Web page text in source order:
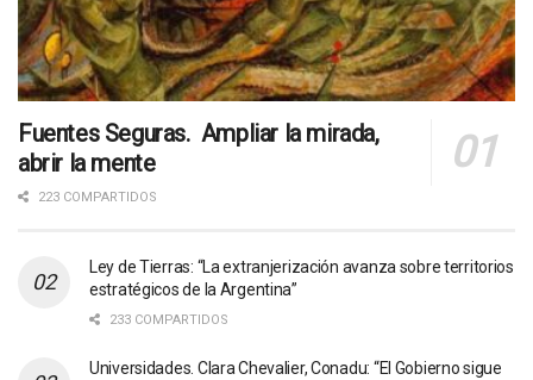
Fuentes Seguras. Ampliar la mirada,
abrir la mente
223 COMPARTIDOS
Ley de Tierras: “La extranjerización avanza sobre territorios
estratégicos de la Argentina”
233 COMPARTIDOS
Universidades. Clara Chevalier, Conadu: “El Gobierno sigue